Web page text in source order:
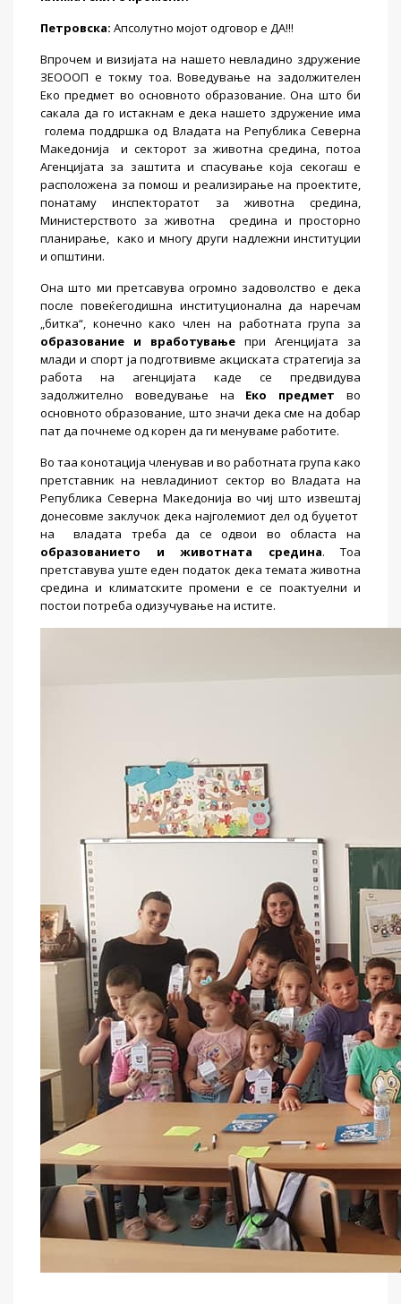
Петровска: Апсолутно мојот одговор е ДА!!!
Впрочем и визијата на нашето невладино здружение
ЗЕОООП е токму тоа. Воведување на задолжителен
Еко предмет во основното образование. Она што би
сакала да го истакнам е дека нашето здружение има
голема поддршка од Владата на Република Северна
Македонија
и секторот за животна средина, потоа
Агенцијата за заштита и спасување која секогаш е
расположена за помош и реализирање на проектите,
понатаму инспекторатот за животна средина,
Министерството за животна
средина и просторно
планирање, како и многу други надлежни институции
и општини.
Она што ми претсавува огромно задоволство е дека
после повеќегодишна институционална да наречам
„битка“, конечно како член на работната група за
образование и вработување при Агенцијата за
млади и спорт ја подготвивме акциската стратегија за
работа на агенцијата каде се предвидува
задолжително воведување на Еко предмет во
основното образование, што значи дека сме на добар
пат да почнеме од корен да ги менуваме работите.
Во таа конотација членував и во работната група како
претставник на невладиниот сектор во Владата на
Република Северна Македонија во чиј што извештај
донесовме заклучок дека најголемиот дел од буџетот
на
владата треба да се одвои во областа на
образованието и животната средина. Тоа
претставува уште еден податок дека темата животна
средина и климатските промени е се поактуелни и
постои потреба одизучување на истите.